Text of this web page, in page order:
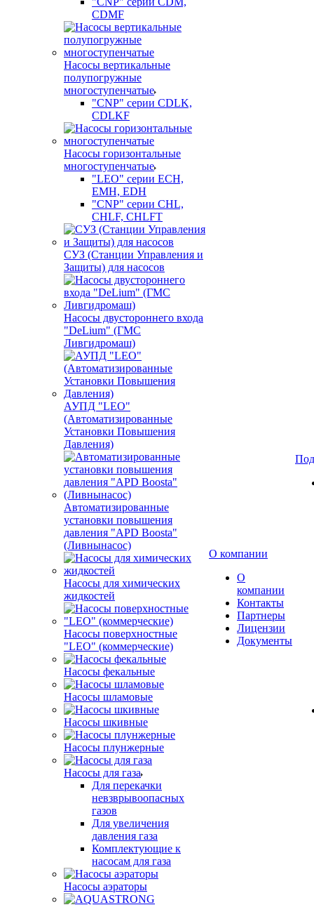
CDMF
Насосы вертикальные
полупогружные
многоступенчатые
"CNP" серии CDLK,
CDLKF
Насосы горизонтальные
многоступенчатые
"LEO" серии ECH,
EMH, EDH
"CNP" серии CHL,
CHLF, CHLFT
СУЗ (Станции Управления и
Защиты) для насосов
Насосы двустороннего входа
"DeLium" (ГМС
Ливгидромаш)
АУПД "LEO"
(Автоматизированные
Установки Повышения
Давления)
Автоматизированные
установки повышения
давления "APD Boosta"
(Ливнынасос)
Насосы для химических
жидкостей
Насосы поверхностные
"LEO" (коммерческие)
Насосы фекальные
Насосы шламовые
Насосы шкивные
Насосы плунжерные
Насосы для газа
Для перекачки
невзврывоопасных
газов
Для увеличения
давления газа
Комплектующие к
насосам для газа
Насосы аэраторы
О компании
О
компании
Контакты
Партнеры
Лицензии
Документы